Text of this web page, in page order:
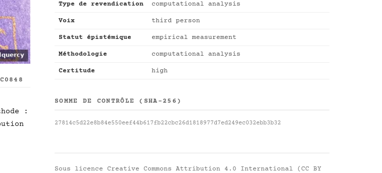
:
Type de revendication computational analysis
Voix third person
Statut épistémique empirical measurement
Méthodologie computational analysis
Certitude high
SOMME DE CONTRÔLE (SHA-256)
27814c5d22e8b84e550eef44b617fb22cbc26d1818977d7ed249ec032ebb3b32
Sous licence Creative Commons Attribution 4.0 International (CC BY